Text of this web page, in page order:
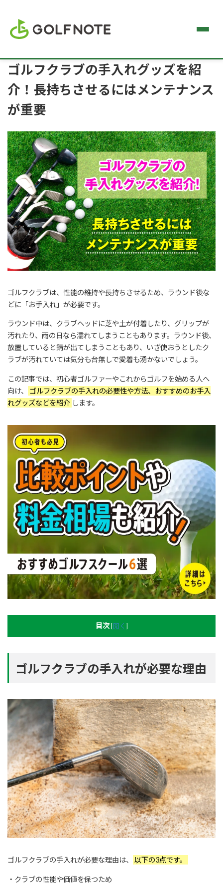
ゴルフクラブの手入れグッズを紹
介！長持ちさせるにはメンテナンス
が重要
ゴルフクラブは、性能の維持や長持ちさせるため、ラウンド後な
どに「お手入れ」が必要です。
ラウンド中は、クラブヘッドに芝や土が付着したり、グリップが
汚れたり、雨の日なら濡れてしまうこともあります。ラウンド後、
放置していると錆が出てしまうこともあり、いざ使おうとしたク
ラブが汚れていては気分も台無しで愛着も湧かないでしょう。
この記事では、初心者ゴルファーやこれからゴルフを始める人へ
向け、
ゴルフクラブの手入れの必要性や方法、おすすめのお手入
れグッズなどを紹介 します。
目次 [開く ]
ゴルフクラブの手入れが必要な理由
ゴルフクラブの手入れが必要な理由は、 以下の3点です。
・クラブの性能や価値を保つため